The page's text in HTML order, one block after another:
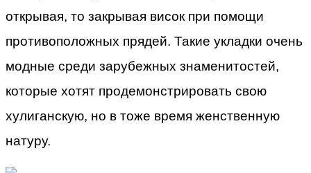
открывая, то закрывая висок при помощи
противоположных прядей. Такие укладки очень
модные среди зарубежных знаменитостей,
которые хотят продемонстрировать свою
хулиганскую, но в тоже время женственную
натуру.